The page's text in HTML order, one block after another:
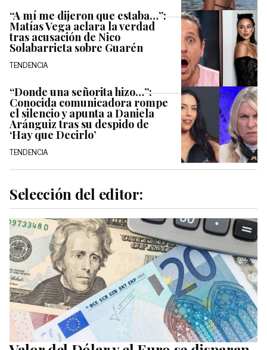
“A mí me dijeron que estaba…”:
Matías Vega aclara la verdad
tras acusación de Nico
Solabarrieta sobre Guarén
TENDENCIA
“Donde una señorita hizo…”:
Conocida comunicadora rompe
el silencio y apunta a Daniela
Aránguiz tras su despido de
‘Hay que Decirlo’
TENDENCIA
Selección del editor: